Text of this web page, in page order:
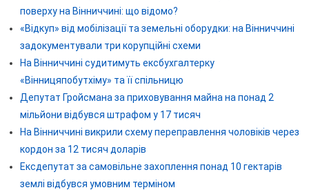
поверху на Вінниччині: що відомо?
«Відкуп» від мобілізації та земельні оборудки: на Вінниччині
задокументували три корупційні схеми
На Вінниччині судитимуть ексбухгалтерку
«Вінницяпобутхіму» та її спільницю
Депутат Гройсмана за приховування майна на понад 2
мільйони відбувся штрафом у 17 тисяч
На Вінниччині викрили схему переправлення чоловіків через
кордон за 12 тисяч доларів
Ексдепутат за самовільне захоплення понад 10 гектарів
землі відбувся умовним терміном